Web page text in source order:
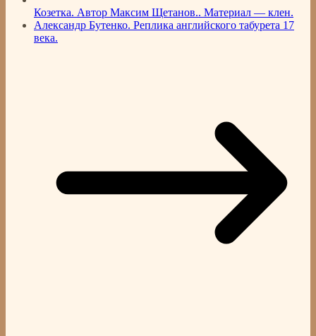
Козетка. Автор Максим Щетанов.. Материал — клен.
Александр Бутенко. Реплика английского табурета 17
века.